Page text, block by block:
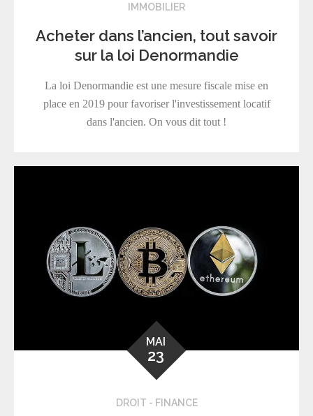
IMMOBILIER
Acheter dans l’ancien, tout savoir
sur la loi Denormandie
La loi Denormandie est une mesure fiscale mise en
place en 2019 pour favoriser l'investissement locatif
dans l'ancien. On vous dit tout !
MAI
23
DROIT - FINANCE